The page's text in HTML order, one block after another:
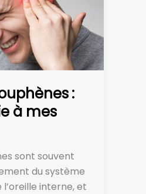
:
à mes
sont souvent
du système
interne, et